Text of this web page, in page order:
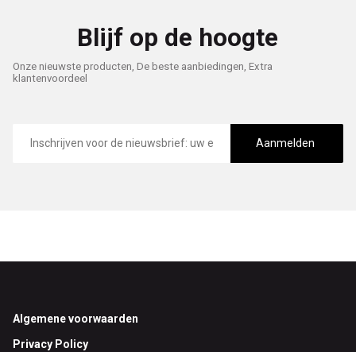
Blijf op de hoogte
Onze nieuwste producten, De beste aanbiedingen, Extra
klantenvoordeel
mailadres
Aanmelden
Footer
Algemene voorwaarden
Privacy Policy